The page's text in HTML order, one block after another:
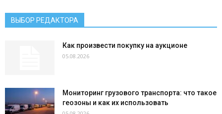
ВЫБОР РЕДАКТОРА
Как произвести покупку на аукционе
05.08.2026
Мониторинг грузового транспорта: что такое
геозоны и как их использовать